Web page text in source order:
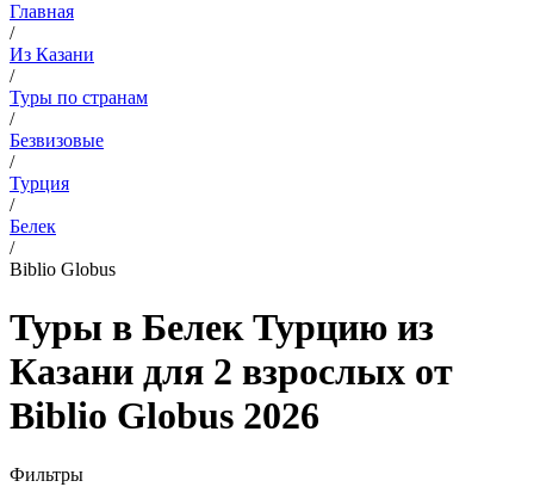
Главная
/
Из Казани
/
Туры по странам
/
Безвизовые
/
Турция
/
Белек
/
Biblio Globus
Туры в Белек Турцию из
Казани для 2 взрослых от
Biblio Globus 2026
Фильтры